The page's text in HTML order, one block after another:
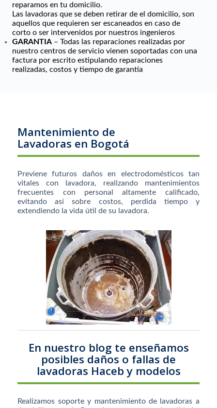
reparamos en tu domicilio.
Las lavadoras que se deben retirar de el domicilio, son
aquellos que requieren ser escaneados en caso de
corto o ser intervenidos por nuestros ingenieros
GARANTIA – Todas las reparaciones realizadas por
nuestro centros de servicio vienen soportadas con una
factura por escrito estipulando reparaciones
realizadas, costos y tiempo de garantía
Mantenimiento de
Lavadoras en Bogotá
Previene futuros daños en electrodomésticos tan
vitales con lavadora, realizando mantenimientos
frecuentes con personal altamente calificado,
evitando así sobre costos, perdida tiempo y
extendiendo la vida útil de su lavadora.
En nuestro blog te enseñamos
posibles daños o fallas de
lavadoras Haceb y modelos
Realizamos soporte y mantenimiento de lavadoras a